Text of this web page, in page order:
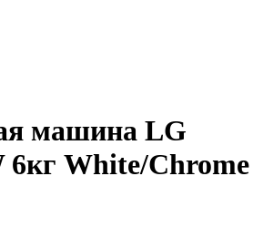
машина LG
6кг White/Chrome